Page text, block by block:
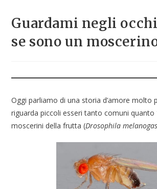
Guardami negli
se sono un
Oggi parliamo di una storia d’amore molto
riguarda piccoli esseri tanto comuni quanto
moscerini della frutta (Drosophila